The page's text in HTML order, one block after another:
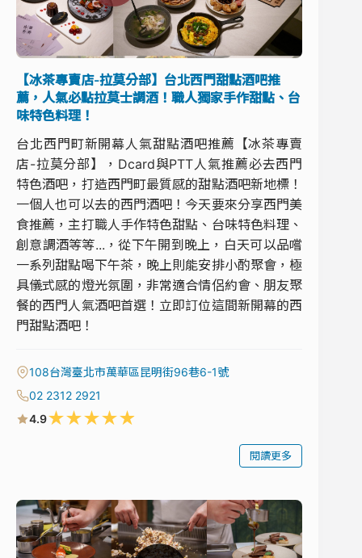
【冰茶專賣店-拉莫分部】台北西門甜點酒吧推
薦，人氣必點拉莫士調酒！職人獨家手作甜點、台
味特色料理！
台北西門町新開幕人氣甜點酒吧推薦【冰茶專賣
店-拉莫分部】，Dcard與PTT人氣推薦必去西門
特色酒吧，打造西門町最質感的甜點酒吧新地標！
一個人也可以去的西門酒吧！今天要來分享西門美
食推薦，主打職人手作特色甜點、台味特色料理、
創意調酒等等...，從下午開到晚上，白天可以品嚐
一系列甜點喝下午茶，晚上則能安排小酌聚會，極
具儀式感的燈光氛圍，非常適合情侶約會、朋友聚
餐的西門人氣酒吧首選！立即訂位這間新開幕的西
門甜點酒吧！
108台灣臺北市萬華區昆明街96巷6-1號
02 2312 2921
4.9★★★★★
閱讀更多